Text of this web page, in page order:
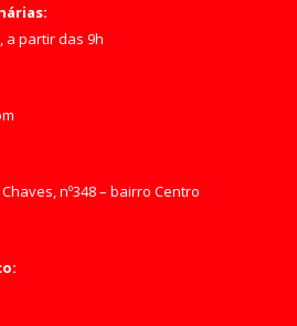
a partir das 9h
nº348 – bairro Centro